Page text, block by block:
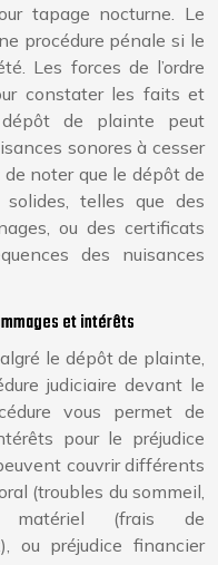
tapage nocturne. Le
procédure pénale si le
Les forces de l’ordre
constater les faits et
de plainte peut
sonores à cesser
noter que le dépôt de
telles que des
ou des certificats
des nuisances
et intérêts
le dépôt de plainte,
judiciaire devant le
vous permet de
pour le préjudice
couvrir différents
(troubles du sommeil,
matériel (frais de
ou préjudice financier